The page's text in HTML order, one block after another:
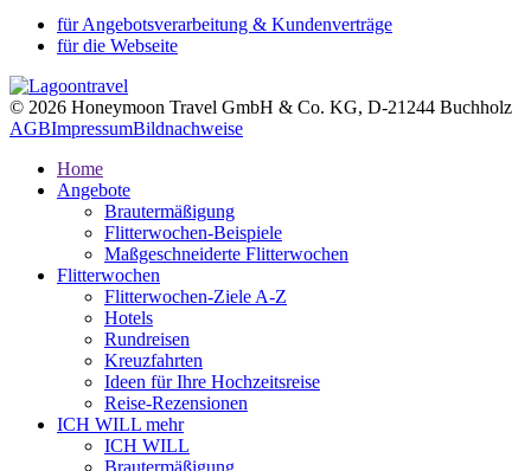
für Angebotsverarbeitung & Kundenverträge
für die Webseite
© 2026 Honeymoon Travel GmbH & Co. KG, D-21244 Buchholz
AGBImpressumBildnachweise
Home
Angebote
Brautermäßigung
Flitterwochen-Beispiele
Maßgeschneiderte Flitterwochen
Flitterwochen
Flitterwochen-Ziele A-Z
Hotels
Rundreisen
Kreuzfahrten
Ideen für Ihre Hochzeitsreise
Reise-Rezensionen
ICH WILL mehr
ICH WILL